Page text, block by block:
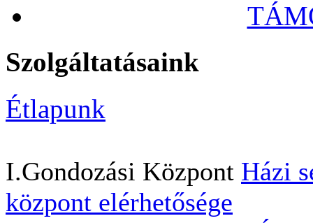
Szolgáltatásaink
Étlapunk
I.Gondozási Központ Házi
központ elérhetősége